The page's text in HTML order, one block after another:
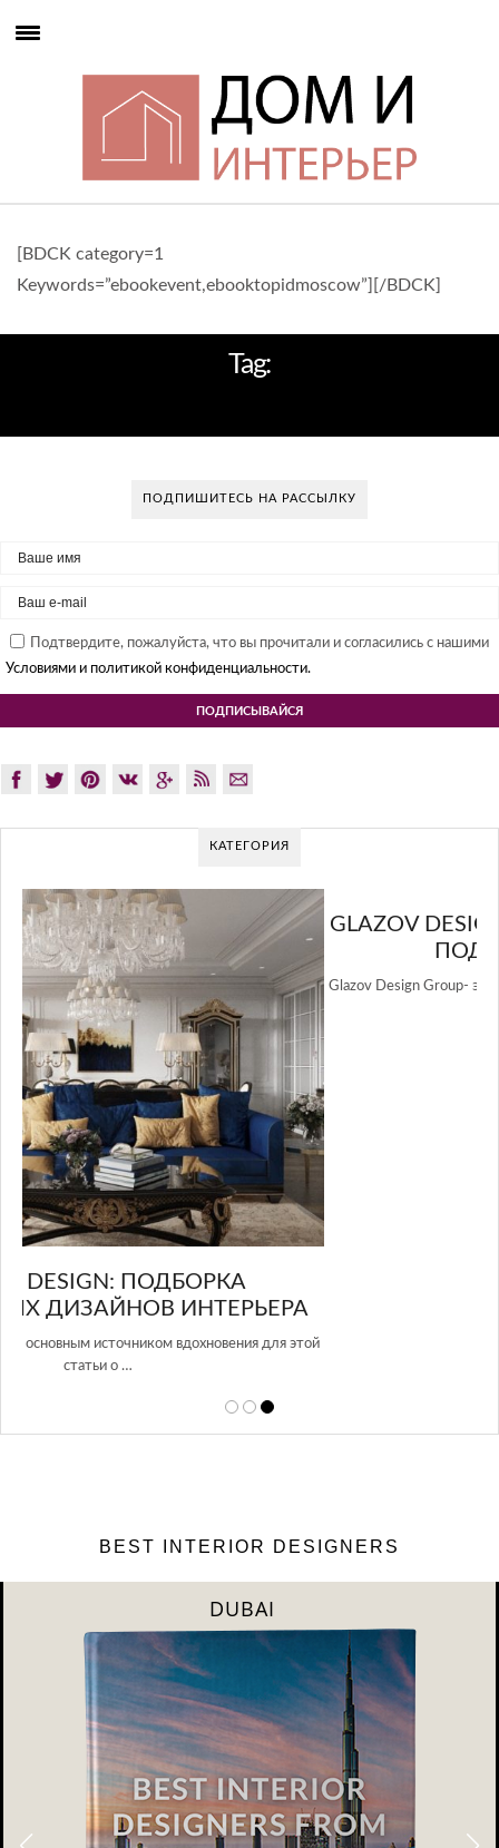
[BDCK category=1
Keywords=”ebookevent,ebooktopidmoscow”][/BDCK]
Tag:
ПОДПИШИТЕСЬ НА РАССЫЛКУ
Подтвердите, пожалуйста, что вы прочитали и согласились с нашими
Условиями и политикой конфиденциальности.
КАТЕГОРИЯ
GLAZOV DESIGN GROUP – УНИКАЛЬНЫЙ
ПОДХОД К ДИЗАЙНУ
Glazov Design Group- это одна из лучших студий дизайна интерьера
BEST INTERIOR DESIGNERS
DUBAI